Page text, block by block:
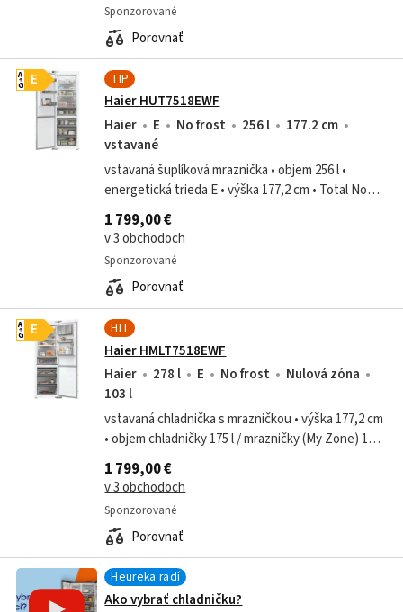
Sponzorované
Porovnať
TIP
Haier HUT7518EWF
E
A
G
Haier E No frost 256 l
177.2 cm
vstavané
vstavaná šuplíková mraznička • objem 256 l •
energetická trieda E • výška 177,2 cm • Total No
Frost – beznámrazová technológia • Dual Cooling –
dva výparníky • aplikácia hOn •...
1 799,00 €
v 3 obchodoch
Sponzorované
Porovnať
HIT
Haier HMLT7518EWF
E
A
G
Haier 278 l E No frost
Nulová zóna
103 l
vstavaná chladnička s mrazničkou • výška 177,2 cm
• objem chladničky 175 l / mrazničky (My Zone) 103 l
• energetická trieda E • 20 rokov záruka na
kompresor • Total No Frost –...
1 799,00 €
v 3 obchodoch
Sponzorované
Porovnať
Heureka radí
Ako vybrať chladničku?